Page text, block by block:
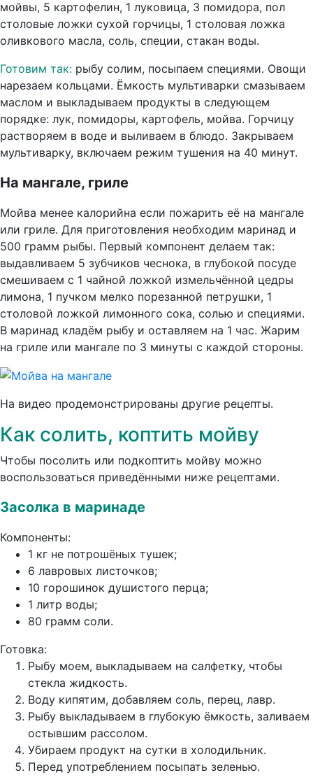
мойвы, 5 картофелин, 1 луковица, 3 помидора, пол
столовые ложки сухой горчицы, 1 столовая ложка
оливкового масла, соль, специи, стакан воды.
Готовим так: рыбу солим, посыпаем специями. Овощи
нарезаем кольцами. Ёмкость мультиварки смазываем
маслом и выкладываем продукты в следующем
порядке: лук, помидоры, картофель, мойва. Горчицу
растворяем в воде и выливаем в блюдо. Закрываем
мультиварку, включаем режим тушения на 40 минут.
На мангале, гриле
Мойва менее калорийна если пожарить её на мангале
или гриле. Для приготовления необходим маринад и
500 грамм рыбы. Первый компонент делаем так:
выдавливаем 5 зубчиков чеснока, в глубокой посуде
смешиваем с 1 чайной ложкой измельчённой цедры
лимона, 1 пучком мелко порезанной петрушки, 1
столовой ложкой лимонного сока, солью и специями.
В маринад кладём рыбу и оставляем на 1 час. Жарим
на гриле или мангале по 3 минуты с каждой стороны.
На видео продемонстрированы другие рецепты.
Как солить, коптить мойву
Чтобы посолить или подкоптить мойву можно
воспользоваться приведёнными ниже рецептами.
Засолка в маринаде
Компоненты:
1 кг не потрошёных тушек;
6 лавровых листочков;
10 горошинок душистого перца;
1 литр воды;
80 грамм соли.
Готовка:
Рыбу моем, выкладываем на салфетку, чтобы
стекла жидкость.
Воду кипятим, добавляем соль, перец, лавр.
Рыбу выкладываем в глубокую ёмкость, заливаем
остывшим рассолом.
Убираем продукт на сутки в холодильник.
Перед употреблением посыпать зеленью.